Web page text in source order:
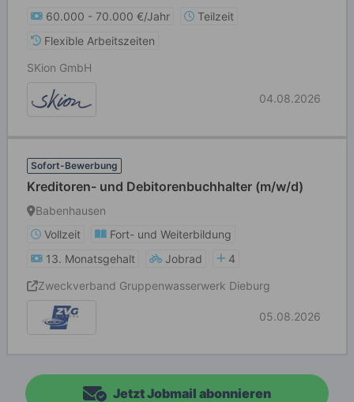
60.000 - 70.000 €/Jahr
Teilzeit
Flexible Arbeitszeiten
SKion GmbH
04.08.2026
Sofort-Bewerbung
Kreditoren- und Debitorenbuchhalter (m/w/d)
Babenhausen
Vollzeit
Fort- und Weiterbildung
13. Monatsgehalt
Jobrad
4
Zweckverband Gruppenwasserwerk Dieburg
05.08.2026
Jetzt Jobmail abonnieren